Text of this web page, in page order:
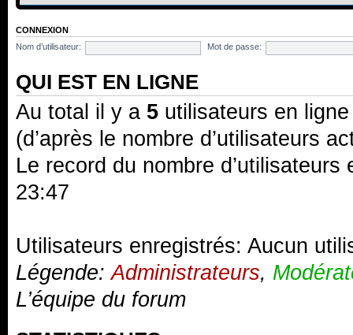
CONNEXION
Nom d’utilisateur:
Mot de passe:
QUI EST EN LIGNE
Au total il y a 5 utilisateurs en
(d’après le nombre d’utilisateurs
Le record du nombre
23:47
Utilisateurs enregistrés: Aucun
Légende:Administrateurs,
L’équipe du forum